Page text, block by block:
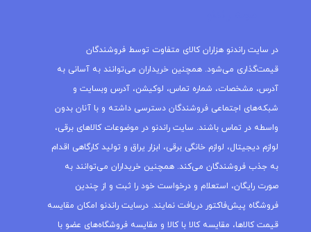
در سایت راندنو هزاران کالای متفاوت توسط فروشندگان
قیمت‌گذاری می‌شود. همچنین خریداران می‌توانند به آسانی به
آدرس، مشخصات، شماره تماس، لوکیشن، آدرس وبسایت و
شبکه‌های اجتماعی فروشندگان دسترسی داشته و با آنان بدون
واسطه در تماس باشند. سایت راندنو در موضوعات کالاهای برقی،
لوازم دیجیتال، لوازم خانگی برقی، ابزار یراق و تولید کارگاهی اقدام
به جذب فروشندگان می‌کند. همچنین خریداران می‌توانند به
صورت رایگان، استعلام و درخواست خود را ثبت و از چندین
فروشگاه پیش‌فاکتور دریافت نمایند. درسایت راندنو امکان مقایسه
قیمت کالاها، مقایسه کالا با کالا و مقایسه فروشگاه‌های عضو با